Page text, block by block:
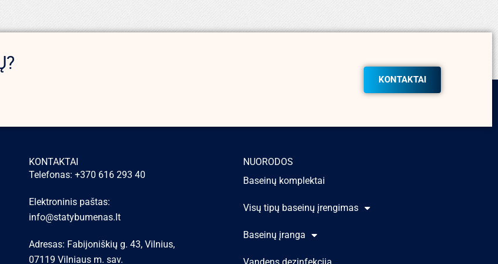
KONTAKTAI
KONTAKTAI
Telefonas: +370 616 293 40
Elektroninis paštas:
info@statybumenas.lt
Adresas: Fabijoniškių g. 43, Vilnius,
07119 Vilniaus m. sav.
NUORODOS
Baseinų komplektai
Visų tipų baseinų įrengimas
Baseinų įranga